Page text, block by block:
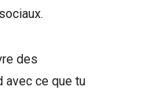
des
avec ce que tu